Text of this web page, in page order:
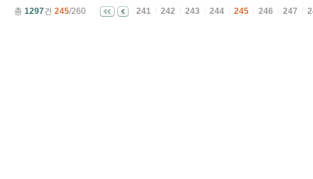
총 1297건 245/260 241 242 243 244 245 246 247